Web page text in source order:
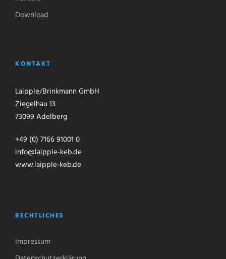
Download
KONTAKT
Laipple/Brinkmann GmbH
Ziegelhau 13
73099 Adelberg
+49 (0) 7166 91001 0
info@laipple-keb.de
www.laipple-keb.de
RECHTLICHES
Impressum